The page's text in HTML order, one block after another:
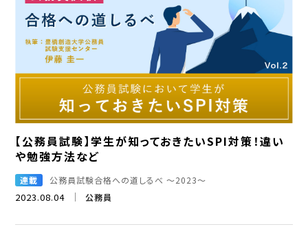
【公務員試験】学生が知っておきたいSPI対策！違い
や勉強方法など
2023.08.04 公務員
連載 公務員試験合格への道しるべ ～2023～